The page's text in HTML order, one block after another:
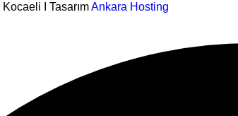
I TasarımAnkara Hosting